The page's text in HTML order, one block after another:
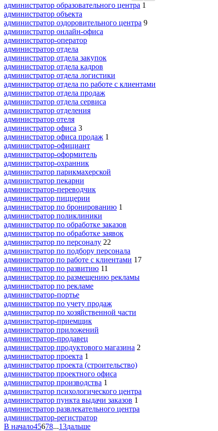
администратор образовательного центра 1
администратор объекта
администратор оздоровительного центра 9
администратор онлайн-офиса
администратор-оператор
администратор отдела
администратор отдела закупок
администратор отдела кадров
администратор отдела логистики
администратор отдела по работе с клиентами
администратор отдела продаж
администратор отдела сервиса
администратор отделения
администратор отеля
администратор офиса 3
администратор офиса продаж 1
администратор-официант
администратор-оформитель
администратор-охранник
администратор парикмахерской
администратор пекарни
администратор-переводчик
администратор пиццерии
администратор по бронированию 1
администратор поликлиники
администратор по обработке заказов
администратор по обработке заявок
администратор по персоналу 22
администратор по подбору персонала
администратор по работе с клиентами 17
администратор по развитию 11
администратор по размещению рекламы
администратор по рекламе
администратор-портье
администратор по учету продаж
администратор по хозяйственной части
администратор-приемщик
администратор приложений
администратор-продавец
администратор продуктового магазина 2
администратор проекта 1
администратор проекта (строительство)
администратор проектного офиса
администратор производства 1
администратор психологического центра
администратор пункта выдачи заказов 1
администратор развлекательного центра
администратор-регистратор
В начало45678...13дальше